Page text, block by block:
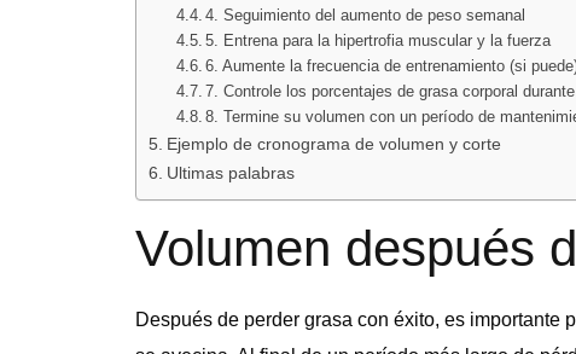
4. Seguimiento del aumento de peso semanal
5. Entrena para la hipertrofia muscular y la fuerza
6. Aumente la frecuencia de entrenamiento (si
7. Controle los porcentajes de grasa corporal
8. Termine su volumen con un período de
Ejemplo de cronograma de volumen y corte
Ultimas palabras
Volumen después
Después de perder grasa con éxito, es importante